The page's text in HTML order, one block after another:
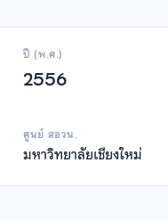
ปี (พ.ศ.)
2556
ศูนย์ สอวน.
มหาวิทยาลัยเชียงใหม่